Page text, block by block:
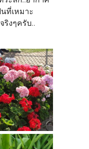
ที่เหมาะ
ริงๆครับ..